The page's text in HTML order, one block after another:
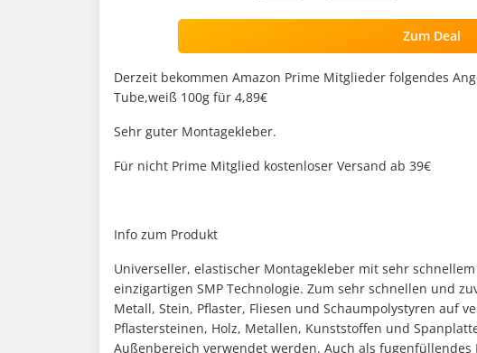
Zum Deal
Derzeit bekommen Amazon Prime Mitglieder folgendes
Tube,weiß 100g für 4,89€
Sehr guter Montagekleber.
Für nicht Prime Mitglied kostenloser Versand ab 39€
Info zum Produkt
Universeller, elastischer Montagekleber mit sehr
einzigartigen SMP Technologie. Zum sehr schnellen und
Metall, Stein, Pflaster, Fliesen und Schaumpolystyren auf
Pflastersteinen, Holz, Metallen, Kunststoffen und
Außenbereich verwendet werden. Auch als